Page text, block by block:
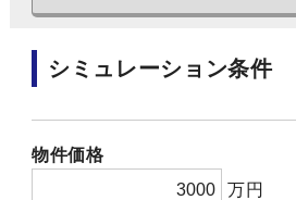
シミュレーション条件
物件価格
万円